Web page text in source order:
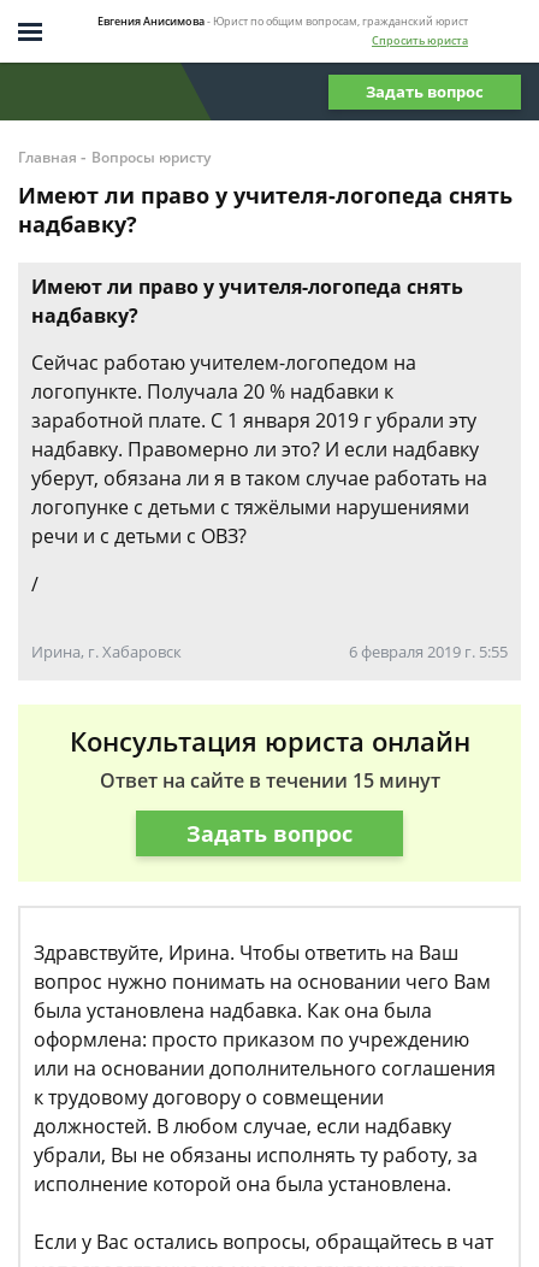
Евгения Анисимова- Юрист по общим вопросам, гражданский юрист
Спросить юриста
Задать вопрос
Главная - Вопросы юристу
Имеют ли право у учителя-логопеда снять
надбавку?
Имеют ли право у учителя-логопеда снять
надбавку?
Сейчас работаю учителем-логопедом на
логопункте. Получала 20 % надбавки к
заработной плате. С 1 января 2019 г убрали эту
надбавку. Правомерно ли это? И если надбавку
уберут, обязана ли я в таком случае работать на
логопунке с детьми с тяжёлыми нарушениями
речи и с детьми с ОВЗ?
/
Ирина, г. Хабаровск 6 февраля 2019 г. 5:55
Консультация юриста онлайн
Ответ на сайте в течении 15 минут
Задать вопрос
Здравствуйте, Ирина. Чтобы ответить на Ваш
вопрос нужно понимать на основании чего Вам
была установлена надбавка. Как она была
оформлена: просто приказом по учреждению
или на основании дополнительного соглашения
к трудовому договору о совмещении
должностей. В любом случае, если надбавку
убрали, Вы не обязаны исполнять ту работу, за
исполнение которой она была установлена.
Если у Вас остались вопросы, обращайтесь в чат